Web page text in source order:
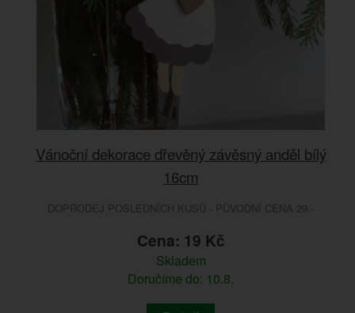
Vánoční dekorace dřevěný závěsný anděl bílý
16cm
DOPRODEJ POSLEDNÍCH KUSŮ - PŮVODNÍ CENA 29.-
Cena: 19 Kč
Skladem
Doručíme do: 10.8.